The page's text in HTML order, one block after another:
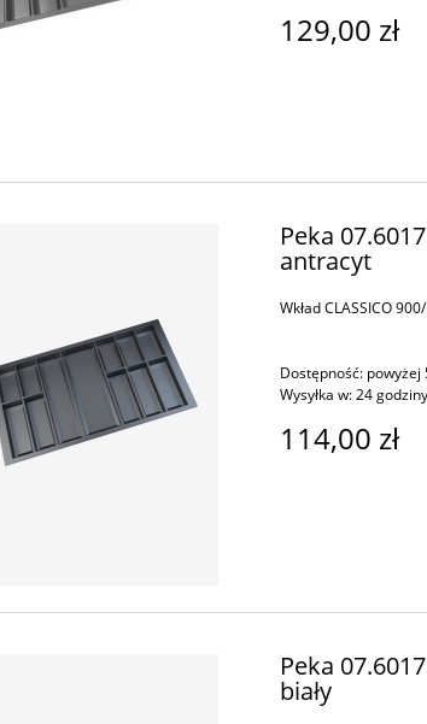
129,00 zł
Peka
antracyt
Wkład CLASSICO
Dostępność: powyżej
Wysyłka w:24 godziny
114,00 zł
Peka
biały